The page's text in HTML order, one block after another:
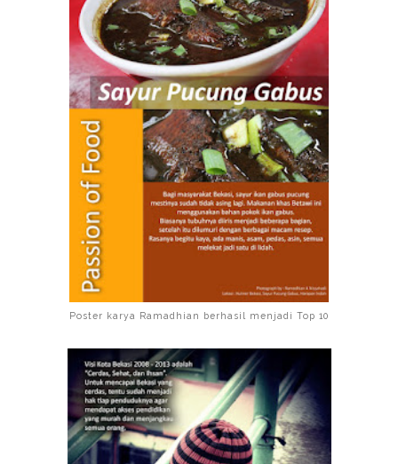
Poster karya Ramadhian berhasil menjadi Top 10